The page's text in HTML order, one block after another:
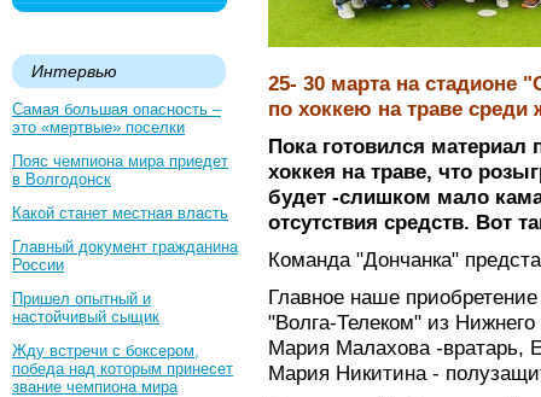
Интервью
Самая большая опасность –
это «мертвые» поселки
Пояс чемпиона мира приедет
в Волгодонск
Какой станет местная власть
Главный документ гражданина
России
Пришел опытный и
настойчивый сыщик
Жду встречи с боксером,
победа над которым принесет
звание чемпиона мира
25- 30 марта на стадионе
по хоккею на траве среди
Пока готовился материал
хоккея на траве, что
будет -слишком мало
отсутствия средств. Вот
Команда "Дончанка"
Главное наше
"Волга-Телеком" из
Мария Малахова -вратарь,
Мария Никитина -